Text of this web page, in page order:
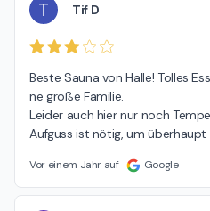
T Tif D
Beste Sauna von Halle! Tolles
ne große Familie.
Leider auch hier nur noch
Aufguss ist nötig, um
Vor einem Jahr auf Google